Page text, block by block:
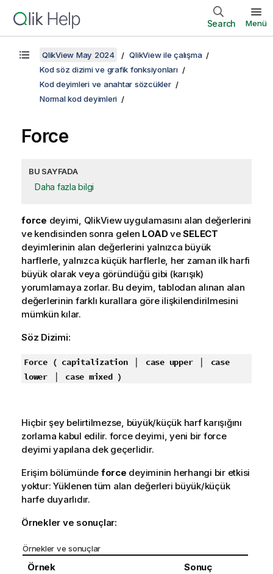
Search Menü
QlikView May 2024
QlikView ile çalışma
Kod söz dizimi ve grafik fonksiyonları
Kod deyimleri ve anahtar sözcükler
Normal kod deyimleri
Force
BU SAYFADA
Daha fazla bilgi
force deyimi, QlikViewuygulamasını alan değerlerini
ve kendisinden sonra gelen LOADveSELECT
deyimlerinin alan değerlerini yalnızca büyük
harflerle, yalnızca küçük harflerle, her zaman ilk harfi
büyük olarak veya göründüğü gibi (karışık)
yorumlamaya zorlar. Bu deyim, tablodan alınan alan
değerlerinin farklı kurallara göre ilişkilendirilmesini
mümkün kılar.
Söz Dizimi:
Force ( capitalization| case upper|
case
lower| case mixed )
Hiçbir şey belirtilmezse, büyük/küçük harf karışığını
zorlama kabul edilir. force deyimi, yeni bir force
deyimi yapılana dek geçerlidir.
Erişim bölümünde force deyiminin herhangi bir etkisi
yoktur: Yüklenen tüm alan değerleri büyük/küçük
harfe duyarlıdır.
Örnekler ve sonuçlar:
Örnekler ve sonuçlar
Örnek Sonuç